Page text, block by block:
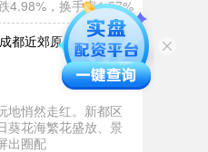
都近郊原生态向日葵
地悄然走红。新都区
葵花海繁花盛放、景
出圈配